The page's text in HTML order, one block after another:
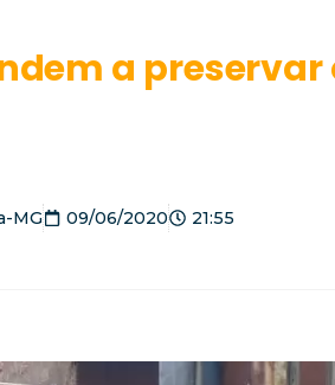
a
MG 09/06/2020 21:55